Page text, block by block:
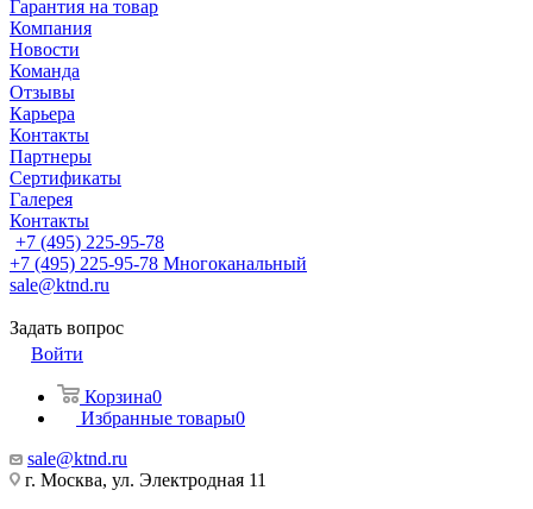
Гарантия на товар
Компания
Новости
Команда
Отзывы
Карьера
Контакты
Партнеры
Сертификаты
Галерея
Контакты
+7 (495) 225-95-78
+7 (495) 225-95-78 Многоканальный
sale@ktnd.ru
Задать вопрос
Войти
Корзина0
Избранные товары0
sale@ktnd.ru
г. Москва, ул. Электродная 11